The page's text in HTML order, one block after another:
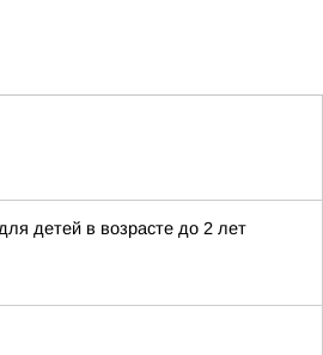
детей в возрасте до 2 лет